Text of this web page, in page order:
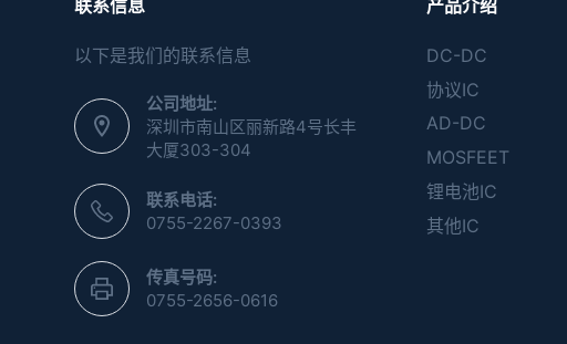
联系信息
以下是我们的联系信息
公司地址:
深圳市南山区丽新路4号长丰
大厦303-304
联系电话:
0755-2267-0393
传真号码:
0755-2656-0616
产品介绍
DC-DC
协议IC
AD-DC
MOSFEET
锂电池IC
其他IC